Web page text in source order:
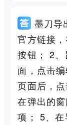
墨刀导
官方链接
按钮； 2
面，点击
页面后，
在弹出的
项； 5、